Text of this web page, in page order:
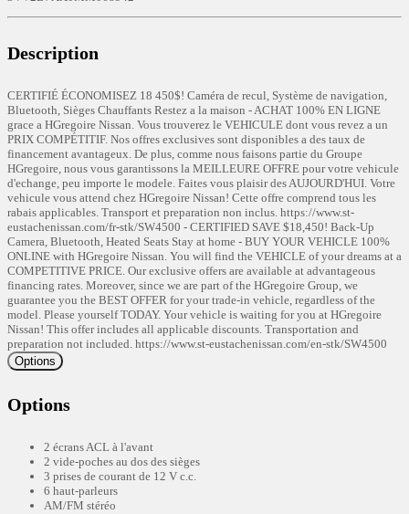
Description
CERTIFIÉ ÉCONOMISEZ 18 450$! Caméra de recul, Système de navigation,
Bluetooth, Sièges Chauffants Restez a la maison - ACHAT 100% EN LIGNE
grace a HGregoire Nissan. Vous trouverez le VEHICULE dont vous revez a un
PRIX COMPÉTITIF. Nos offres exclusives sont disponibles a des taux de
financement avantageux. De plus, comme nous faisons partie du Groupe
HGregoire, nous vous garantissons la MEILLEURE OFFRE pour votre vehicule
d'echange, peu importe le modele. Faites vous plaisir des AUJOURD'HUI. Votre
vehicule vous attend chez HGregoire Nissan! Cette offre comprend tous les
rabais applicables. Transport et preparation non inclus. https://www.st-
eustachenissan.com/fr-stk/SW4500 - CERTIFIED SAVE $18,450! Back-Up
Camera, Bluetooth, Heated Seats Stay at home - BUY YOUR VEHICLE 100%
ONLINE with HGregoire Nissan. You will find the VEHICLE of your dreams at a
COMPETITIVE PRICE. Our exclusive offers are available at advantageous
financing rates. Moreover, since we are part of the HGregoire Group, we
guarantee you the BEST OFFER for your trade-in vehicle, regardless of the
model. Please yourself TODAY. Your vehicle is waiting for you at HGregoire
Nissan! This offer includes all applicable discounts. Transportation and
preparation not included. https://www.st-eustachenissan.com/en-stk/SW4500
Options
Options
2 écrans ACL à l'avant
2 vide-poches au dos des sièges
3 prises de courant de 12 V c.c.
6 haut-parleurs
AM/FM stéréo